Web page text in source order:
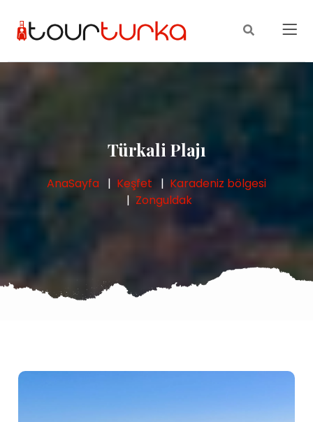
Türkali Plajı
AnaSayfa Keşfet
Karadeniz bölgesi
Zonguldak